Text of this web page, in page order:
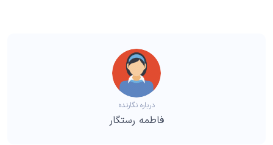
درباره نگارنده
فاطمه رستگار